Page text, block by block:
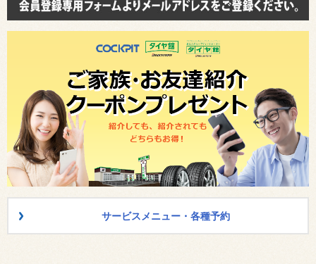
サービスメニュー・各種予約